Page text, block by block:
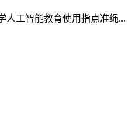
人工智能教育使用指点准绳...